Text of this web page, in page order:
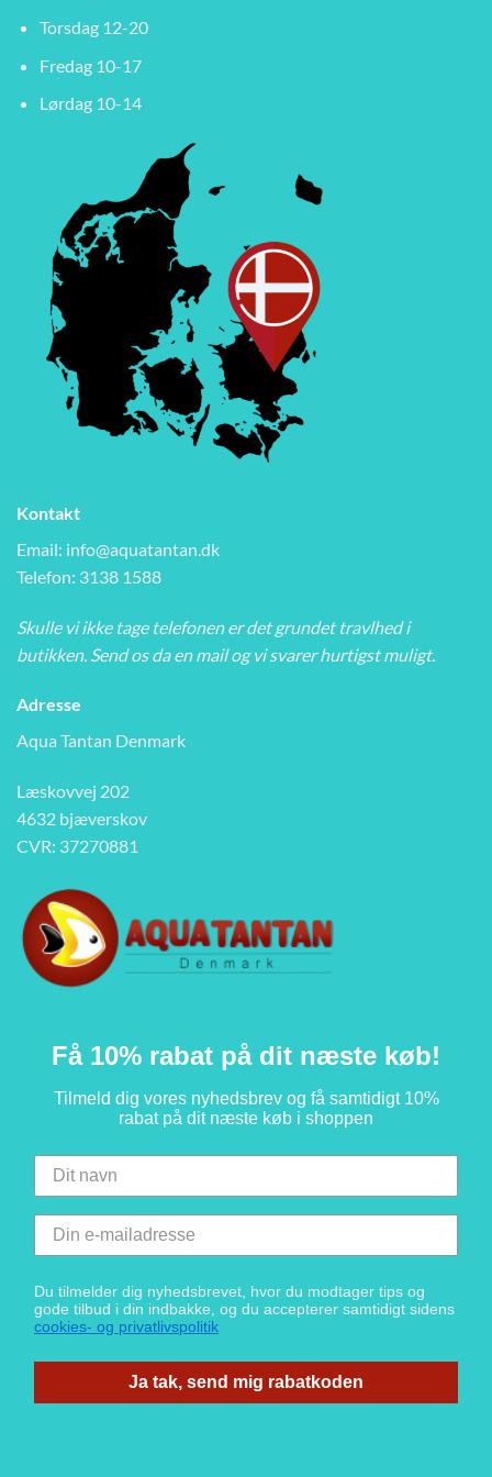
Torsdag 12-20
Fredag 10-17
Lørdag 10-14
Kontakt
Email: info@aquatantan.dk
Telefon: 3138 1588
Skulle vi ikke tage telefonen er det grundet travlhed i
butikken. Send os da en mail og vi svarer hurtigst muligt.
Adresse
Aqua Tantan Denmark
Læskovvej 202
4632 bjæverskov
CVR: 37270881
Få 10% rabat på dit næste køb!
Tilmeld dig vores nyhedsbrev og få samtidigt 10%
rabat på dit næste køb i shoppen
Du tilmelder dig nyhedsbrevet, hvor du modtager tips og
gode tilbud i din indbakke, og du accepterer samtidigt sidens
cookies- og privatlivspolitik
Ja tak, send mig rabatkoden